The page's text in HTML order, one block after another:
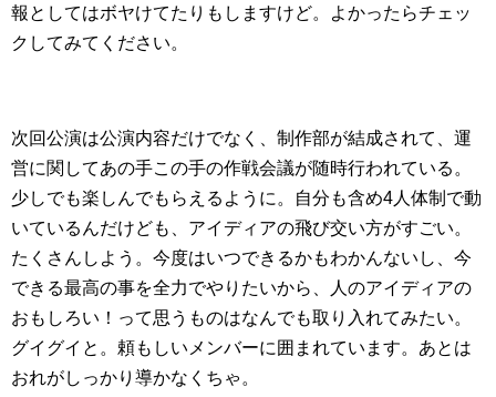
報としてはボヤけてたりもしますけど。よかったらチェッ
クしてみてください。
次回公演は公演内容だけでなく、制作部が結成されて、運
営に関してあの手この手の作戦会議が随時行われている。
少しでも楽しんでもらえるように。自分も含め4人体制で動
いているんだけども、アイディアの飛び交い方がすごい。
たくさんしよう。今度はいつできるかもわかんないし、今
できる最高の事を全力でやりたいから、人のアイディアの
おもしろい！って思うものはなんでも取り入れてみたい。
グイグイと。頼もしいメンバーに囲まれています。あとは
おれがしっかり導かなくちゃ。